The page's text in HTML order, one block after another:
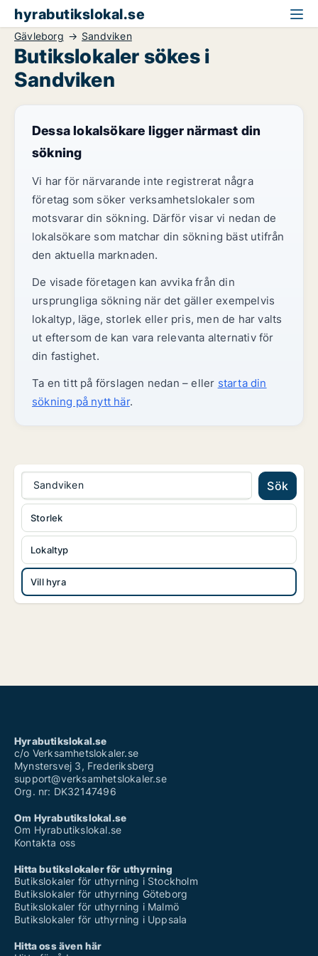
hyrabutikslokal.se
Gävleborg Sandviken
Butikslokaler sökes i
Sandviken
Dessa lokalsökare ligger närmast din
sökning
Vi har för närvarande inte registrerat några
företag som söker verksamhetslokaler som
motsvarar din sökning. Därför visar vi nedan de
lokalsökare som matchar din sökning bäst utifrån
den aktuella marknaden.
De visade företagen kan avvika från din
ursprungliga sökning när det gäller exempelvis
lokaltyp, läge, storlek eller pris, men de har valts
ut eftersom de kan vara relevanta alternativ för
din fastighet.
Ta en titt på förslagen nedan – eller starta din
sökning på nytt här.
Sandviken Sök
Lokaltyp
Vill hyra
Storlek
Hyrabutikslokal.se
c/o Verksamhetslokaler.se
Mynstersvej 3, Frederiksberg
support@verksamhetslokaler.se
Org. nr: DK32147496
Om Hyrabutikslokal.se
Om Hyrabutikslokal.se
Kontakta oss
Hitta butikslokaler för uthyrning
Butikslokaler för uthyrning i Stockholm
Butikslokaler för uthyrning Göteborg
Butikslokaler för uthyrning i Malmö
Butikslokaler för uthyrning i Uppsala
Hitta oss även här